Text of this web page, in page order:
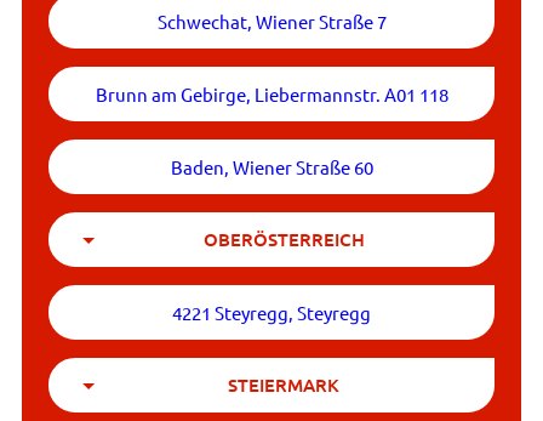
Schwechat, Wiener Straße 7
Brunn am Gebirge, Liebermannstr. A01 118
Baden, Wiener Straße 60
OBERÖSTERREICH
4221 Steyregg, Steyregg
STEIERMARK